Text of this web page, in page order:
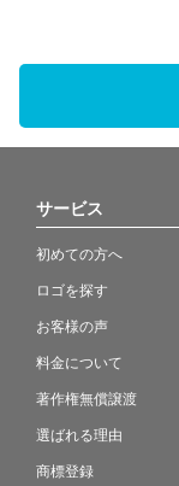
サービス
初めての方へ
ロゴを探す
お客様の声
料金について
著作権無償譲渡
選ばれる理由
商標登録